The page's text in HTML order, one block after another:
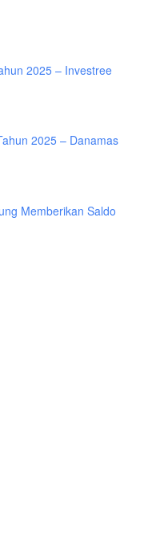
2025 – Investree
2025 – Danamas
Memberikan Saldo